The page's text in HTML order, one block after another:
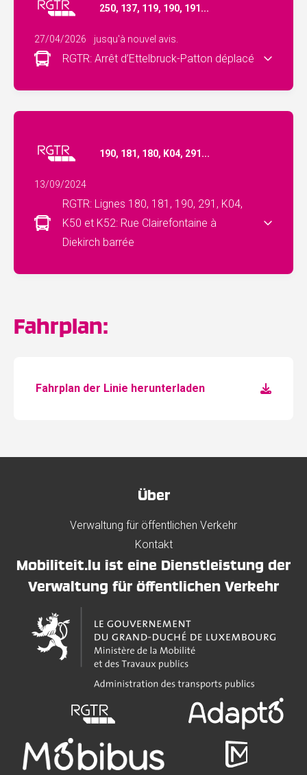
250, 137, 119, 190, 191...
27/04/2026 jusqu'à nouvel avis.
RGTR: Arrêt d’Ettelbruck-Patton déplacé
190, 181, 180, K04, 291...
13/09/2024
RGTR: Lignes 180, 181, 190, 291, K04,
K50 et K52: Rue Clairefontaine à
Diekirch barrée
Fahrplan:
Fahrplan der Linie herunterladen
Über
Verwaltung für öffentlichen Verkehr
Kontakt
Mobiliteit.lu ist eine Dienstleistung der
Verwaltung für öffentlichen Verkehr